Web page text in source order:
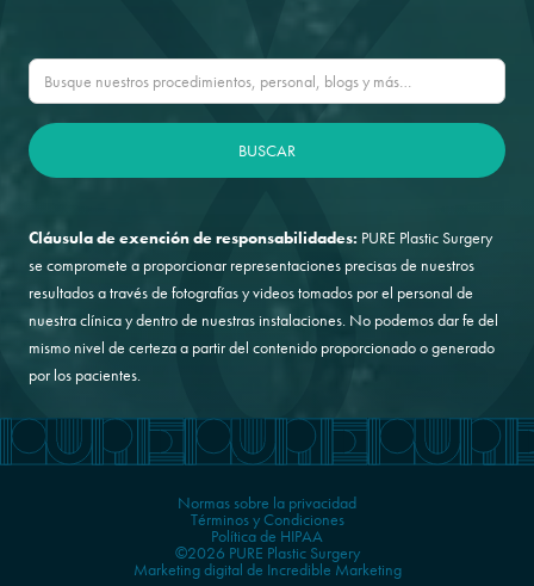
Cláusula de exención de responsabilidades: PURE Plastic Surgery
se compromete a proporcionar representaciones precisas de nuestros
resultados a través de fotografías y videos tomados por el personal de
nuestra clínica y dentro de nuestras instalaciones. No podemos dar fe del
mismo nivel de certeza a partir del contenido proporcionado o generado
por los pacientes.
©2026 PURE Plastic Surgery
Marketing digital de Incredible Marketing
Normas sobre la privacidad
Términos y Condiciones
Política de HIPAA